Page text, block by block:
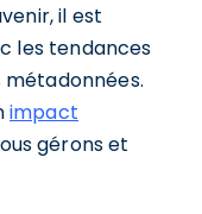
il est
les tendances
impact
gérons et